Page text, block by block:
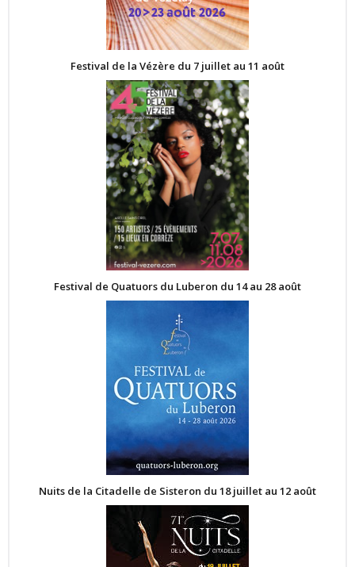
Festival de la Vézère du 7 juillet au 11 août
Festival de Quatuors du Luberon du 14 au 28 août
Nuits de la Citadelle de Sisteron du 18 juillet au 12 août